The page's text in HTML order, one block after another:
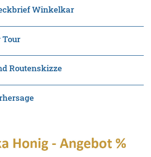
Winkelkar
Tour
Routenskizze